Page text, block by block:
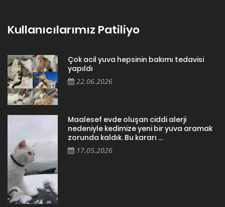
Kullanıcılarımız Patiliyo
Çok acil yuva hepsinin bakımı tedavisi
yapıldı
22.06.2026
Maalesef evde oluşan ciddi alerji
nedeniyle kedimize yeni bir yuva aramak
zorunda kaldık. Bu kararı ...
17.05.2026